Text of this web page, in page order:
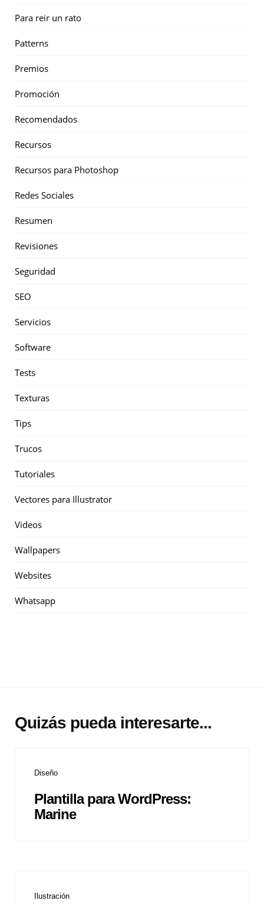
Para reir un rato
Patterns
Premios
Promoción
Recomendados
Recursos
Recursos para Photoshop
Redes Sociales
Resumen
Revisiones
Seguridad
SEO
Servicios
Software
Tests
Texturas
Tips
Trucos
Tutoriales
Vectores para Illustrator
Videos
Wallpapers
Websites
Whatsapp
Quizás pueda interesarte...
Diseño
Plantilla para WordPress:
Marine
Ilustración